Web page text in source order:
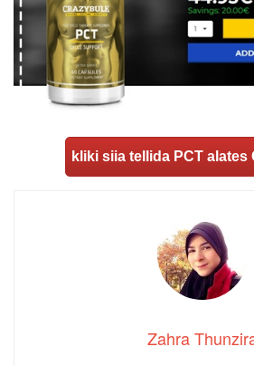
kliki siia tellida PCT alates
Zahra